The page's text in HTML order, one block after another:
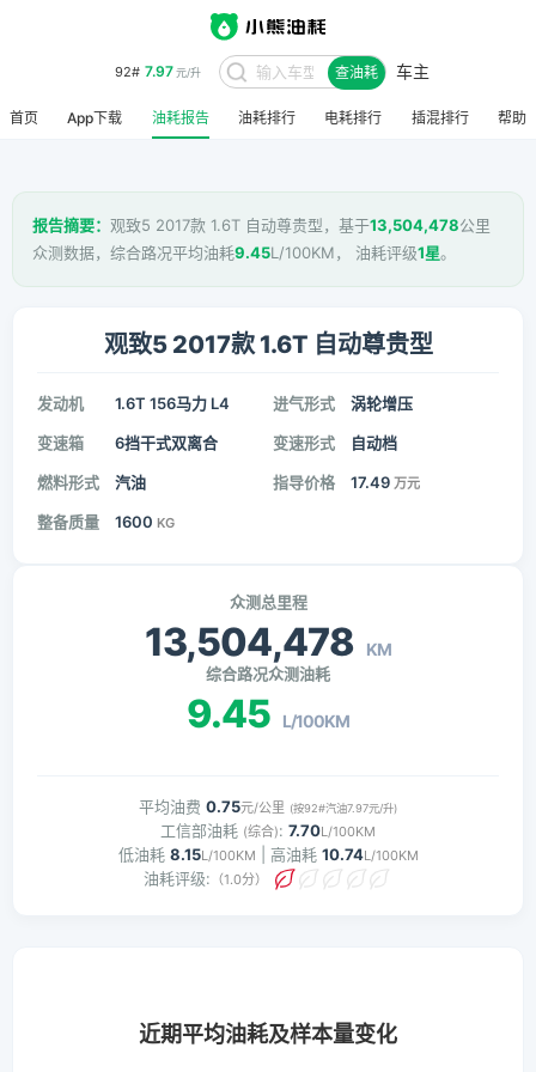
92# 7.97元/升 查油耗 车主
首页 App下载 油耗报告 油耗排行 电耗排行 插混排行 帮助
报告摘要： 观致5 2017款 1.6T 自动尊贵型，基于13,504,478公里
众测数据，综合路况平均油耗9.45L/100KM， 油耗评级1星。
观致5 2017款 1.6T 自动尊贵型
发动机 1.6T 156马力 L4 进气形式 涡轮增压
变速箱 6挡干式双离合 变速形式 自动档
燃料形式 汽油 指导价格 17.49 万元
整备质量 1600 KG
众测总里程
13,504,478 KM
综合路况众测油耗
9.45 L/100KM
平均油费 0.75元/公里 (按92#汽油7.97元/升)
工信部油耗 (综合): 7.70L/100KM
低油耗 8.15L/100KM | 高油耗 10.74L/100KM
油耗评级: （1.0分）